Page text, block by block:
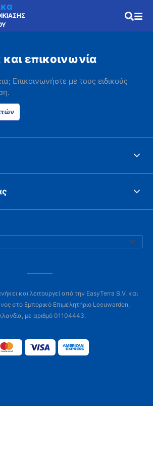
επικοινωνία
Επικοινωνήστε με τους ειδικούς
και λειτουργεί από την EasyTerra B.V. και
στο Εμπορικό Επιμελητήριο Leeuwarden,
με αριθμό 01104443.